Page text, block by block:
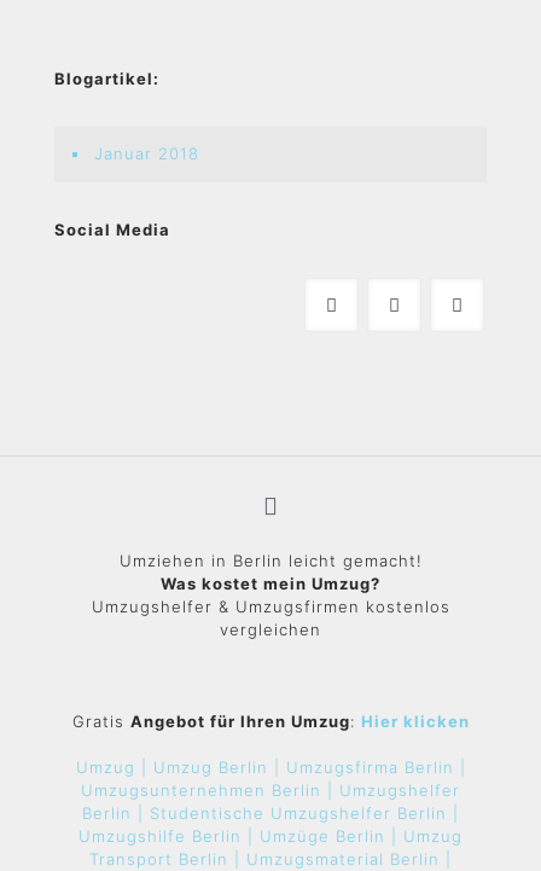
Blogartikel:
Januar 2018
Social Media
Umziehen in Berlin leicht gemacht!
Was kostet mein Umzug?
Umzugshelfer & Umzugsfirmen kostenlos
vergleichen
Gratis Angebot für Ihren Umzug: Hier klicken
Umzug | Umzug Berlin |
Umzugsfirma Berlin |
Umzugsunternehmen Berlin | Umzugshelfer
Berlin | Studentische Umzugshelfer Berlin |
Umzugshilfe Berlin | Umzüge Berlin | Umzug
Transport Berlin | Umzugsmaterial Berlin |